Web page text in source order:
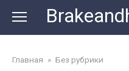
content
Главная » Без рубрики